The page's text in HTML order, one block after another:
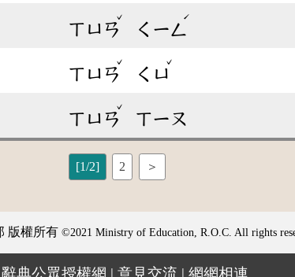
ㄒㄩㄢ
ˇ
ㄑㄧㄥ
ˊ
ㄒㄩㄢ
ˇ
ㄑㄩ
ˇ
ㄒㄩㄢ
ˇ
ㄒㄧㄡ
[1/2] 2 ＞
版權所有 ©2021 Ministry of Education, R.O.C. All rights
辭典公眾授權網 | 意見交流 | 網網相連